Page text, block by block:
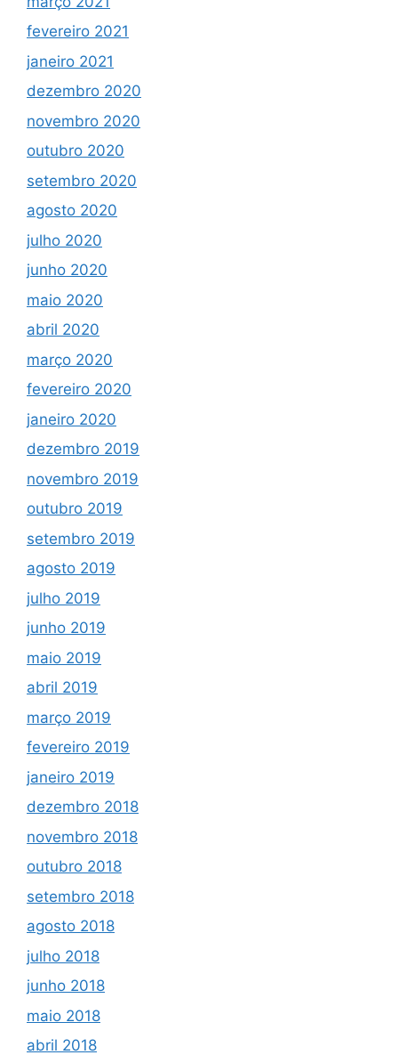
fevereiro 2021
janeiro 2021
dezembro 2020
novembro 2020
outubro 2020
setembro 2020
agosto 2020
julho 2020
junho 2020
maio 2020
abril 2020
março 2020
fevereiro 2020
janeiro 2020
dezembro 2019
novembro 2019
outubro 2019
setembro 2019
agosto 2019
julho 2019
junho 2019
maio 2019
abril 2019
março 2019
fevereiro 2019
janeiro 2019
dezembro 2018
novembro 2018
outubro 2018
setembro 2018
agosto 2018
julho 2018
junho 2018
maio 2018
abril 2018